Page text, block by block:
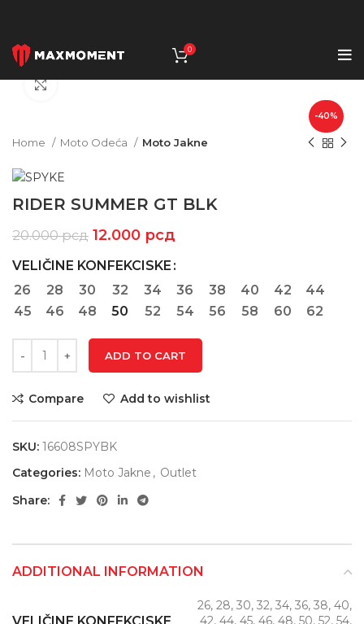
0
-40%
Home Moto Odeća Moto Jakne
RIDER SUMMER GT BLK
20.000рсд 12.000 рсд
VELIČINE KONFEKCISKE
26
28 30 32 34 36 38 40 42
44
45
46 48 50 52 54 56 58 60 62
ADD TO CART
Compare Add to wishlist
SKU: 16608SPYBK
Categories: Moto Jakne , Outlet
Share:
ADDITIONAL INFORMATION
26, 28, 30, 32, 34, 36, 38, 40,
42, 44, 45, 46, 48, 50, 52, 54,